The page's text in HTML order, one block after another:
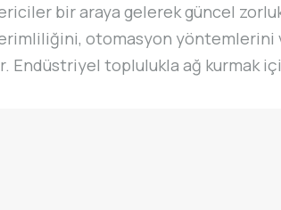
bir araya gelerek güncel
otomasyon
Endüstriyel toplulukla ağ kurmak